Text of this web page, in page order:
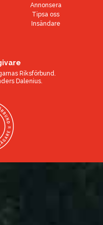
Annonsera
Tipsa oss
Insändare
Riksförbund.
Dalenius.